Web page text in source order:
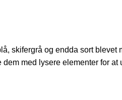
skifergrå og endda sort blevet
med lysere elementer for at